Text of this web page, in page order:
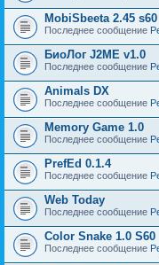
MobiSbeeta 2.45 s60
Последнее сообщение
БиоЛог J2ME v1.0
Последнее сообщение
Animals DX
Последнее сообщение
Memory Game 1.0
Последнее сообщение
PrefEd 0.1.4
Последнее сообщение
Web Today
Последнее сообщение
Color Snake 1.0 S60
Последнее сообщение